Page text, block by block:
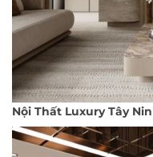
Nội Thất Luxury Tây